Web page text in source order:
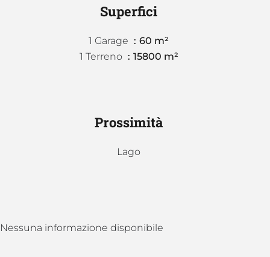
Superfici
1 Garage
60 m²
1 Terreno
15800 m²
Prossimità
Lago
Nessuna informazione disponibile